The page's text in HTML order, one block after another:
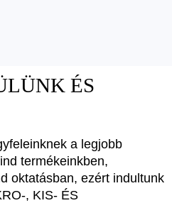
ÉS
a legjobb
termékeinkben,
oktatásban, ezért indultunk
, KIS- ÉS